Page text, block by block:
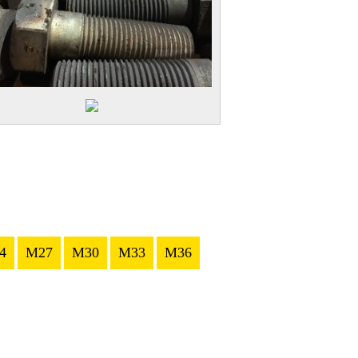
M27 M30 M33 M36